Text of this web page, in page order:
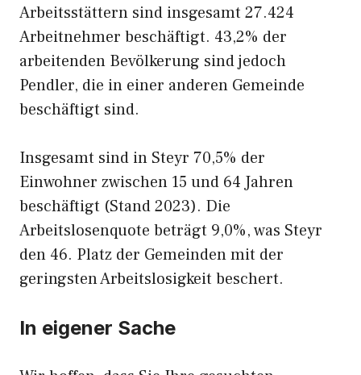
Arbeitsstättern sind insgesamt 27.424
Arbeitnehmer beschäftigt. 43,2% der
arbeitenden Bevölkerung sind jedoch
Pendler, die in einer anderen Gemeinde
beschäftigt sind.
Insgesamt sind in Steyr 70,5% der
Einwohner zwischen 15 und 64 Jahren
beschäftigt (Stand 2023). Die
Arbeitslosenquote beträgt 9,0%, was Steyr
den 46. Platz der Gemeinden mit der
geringsten Arbeitslosigkeit beschert.
In eigener Sache